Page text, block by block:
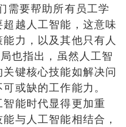
需要帮助所有员工学
越人工智能，这意味
力，以及其他只有人
也指出，虽然人工智
键核心技能如解决问
或缺的工作能力。
能时代显得更加重
与人工智能相结合，